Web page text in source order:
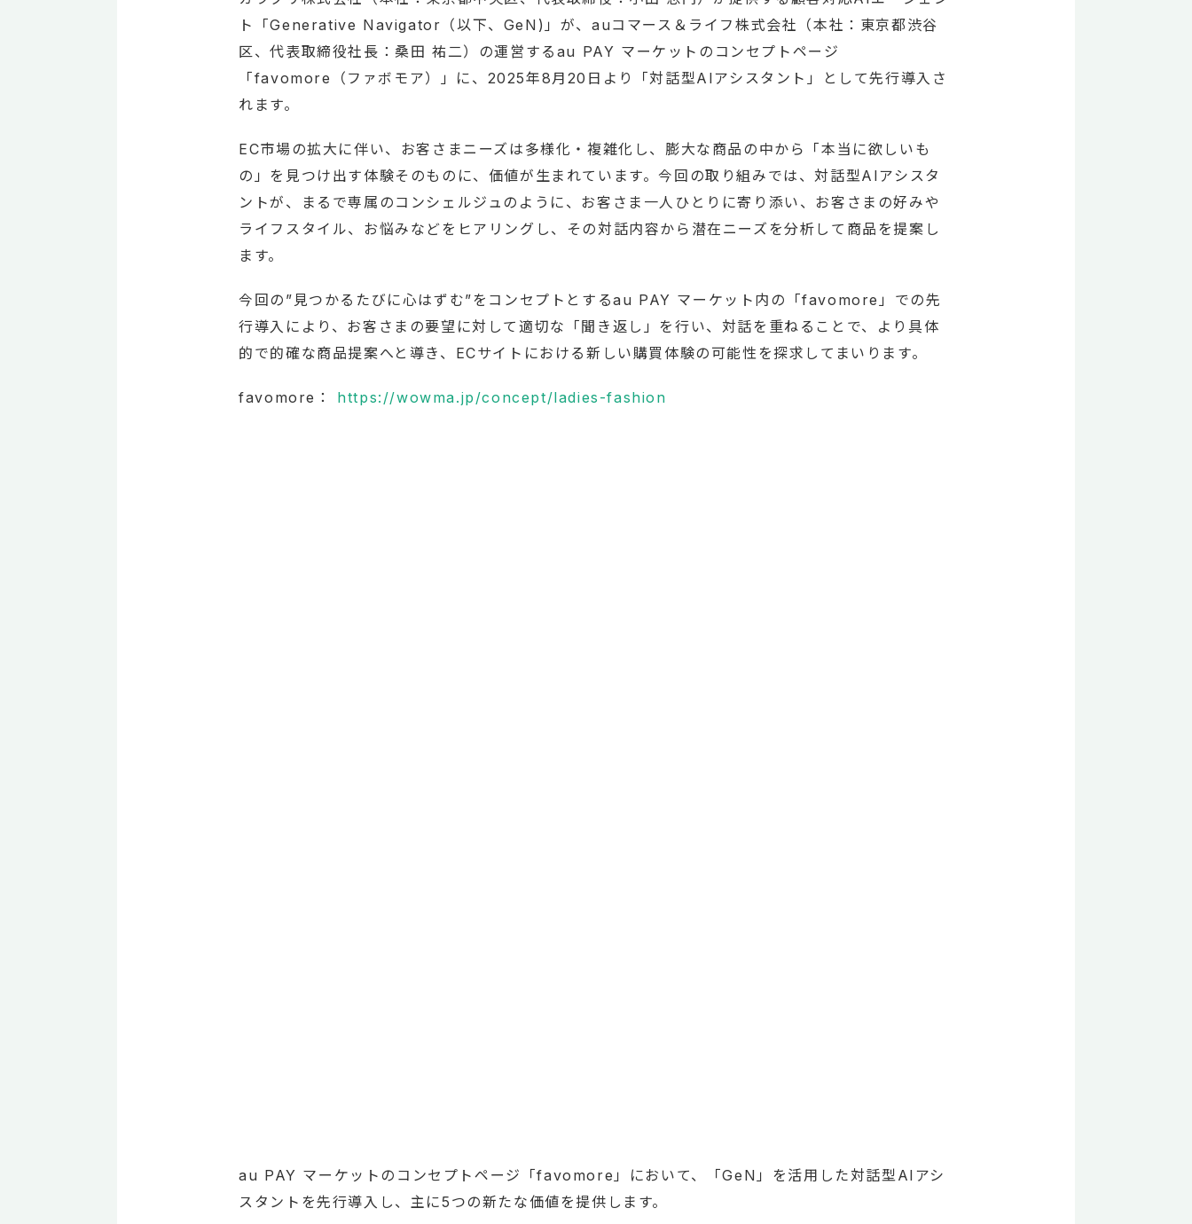
ト「Generative Navigator（以下、GeN)」が、auコマース＆ライフ株式会社（本社：東京都渋谷
区、代表取締役社長：桑田 祐二）の運営するau PAY マーケットのコンセプトページ
「favomore（ファボモア）」に、2025年8月20日より「対話型AIアシスタント」として先行導入さ
れます。
EC市場の拡大に伴い、お客さまニーズは多様化・複雑化し、膨大な商品の中から「本当に欲しいも
の」を見つけ出す体験そのものに、価値が生まれています。今回の取り組みでは、対話型AIアシスタ
ントが、まるで専属のコンシェルジュのように、お客さま一人ひとりに寄り添い、お客さまの好みや
ライフスタイル、お悩みなどをヒアリングし、その対話内容から潜在ニーズを分析して商品を提案し
ます。
今回の”見つかるたびに心はずむ”をコンセプトとするau PAY マーケット内の「favomore」での先
行導入により、お客さまの要望に対して適切な「聞き返し」を行い、対話を重ねることで、より具体
的で的確な商品提案へと導き、ECサイトにおける新しい購買体験の可能性を探求してまいります。
favomore： https://wowma.jp/concept/ladies-fashion
au PAY マーケットのコンセプトページ「favomore」において、「GeN」を活用した対話型AIアシ
スタントを先行導入し、主に5つの新たな価値を提供します。